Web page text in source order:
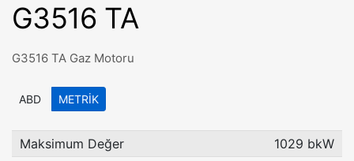
G3516 TA
G3516 TA Gaz Motoru
ABD METRIK
Maksimum Değer
1029 bkW